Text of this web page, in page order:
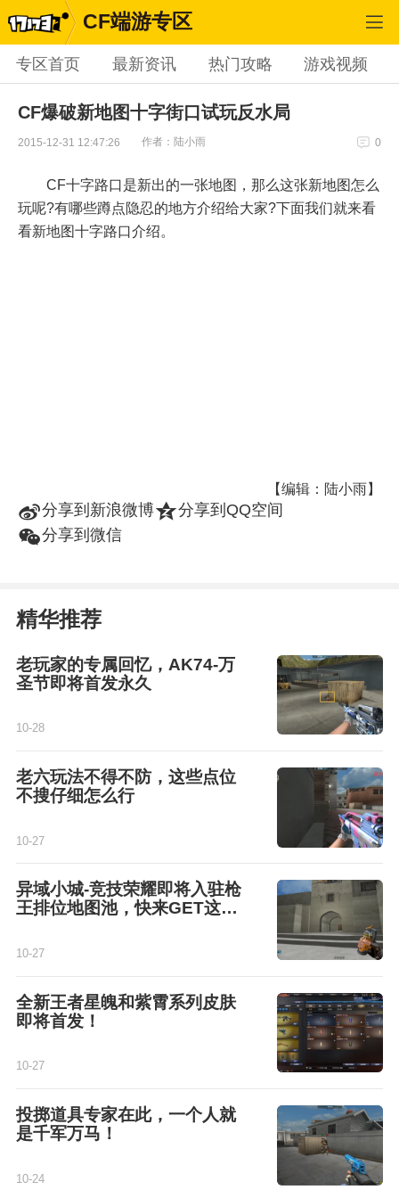
CF端游专区
专区首页 最新资讯 热门攻略 游戏视频
CF爆破新地图十字街口试玩反水局
2015-12-31 12:47:26 作者：陆小雨 0
CF十字路口是新出的一张地图，那么这张新地图怎么
玩呢?有哪些蹲点隐忍的地方介绍给大家?下面我们就来看
看新地图十字路口介绍。
【编辑：陆小雨】
t分享到新浪微博z分享到QQ空间
w分享到微信
精华推荐
老玩家的专属回忆，AK74-万
圣节即将首发永久
10-28
老六玩法不得不防，这些点位
不搜仔细怎么行
10-27
异域小城-竞技荣耀即将入驻枪
王排位地图池，快来GET这些
10-27
全新王者星魄和紫霄系列皮肤
即将首发！
10-27
投掷道具专家在此，一个人就
是千军万马！
10-24